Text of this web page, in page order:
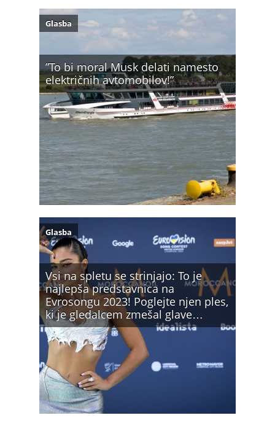
”To bi moral Musk delati namesto
električnih avtomobilov!”
Glasba
Vsi na spletu se strinjajo: To je
najlepša predstavnica na
Evrosongu 2023! Poglejte njen ples,
ki je gledalcem zmešal glave…
Glasba